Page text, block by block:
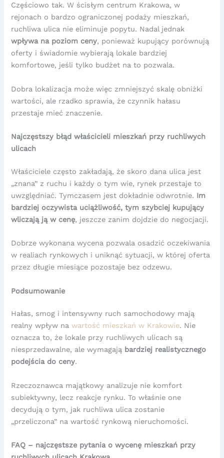
Częściowo tak. W ścisłym centrum Krakowa, w
rejonach o bardzo ograniczonej podaży mieszkań,
ruchliwa ulica nie eliminuje popytu. Nadal jednak
wpływa na poziom ceny, ponieważ kupujący porównują
oferty i świadomie wybierają lokale bardziej
komfortowe, jeśli tylko budżet na to pozwala.
Dobra lokalizacja może więc zmniejszyć skalę obniżki
wartości, ale rzadko sprawia, że czynnik hałasu
przestaje mieć znaczenie.
Najczęstszy błąd właścicieli mieszkań przy ruchliwych
ulicach
Właściciele często zakładają, że skoro dana ulica jest
„znana” z ruchu i każdy o tym wie, rynek przestaje to
uwzględniać. Tymczasem jest dokładnie odwrotnie. Im
bardziej oczywista uciążliwość, tym szybciej kupujący
wliczają ją w cenę, jeszcze zanim dojdzie do negocjacji.
Dobrze wykonana wycena pozwala osadzić oczekiwania
w realiach rynkowych i uniknąć sytuacji, w której oferta
przez długie miesiące pozostaje bez odzewu.
Podsumowanie
Hałas, smog i intensywny ruch samochodowy mają
realny wpływ nawartość mieszkań w Krakowie. Nie
oznacza to, że lokale przy ruchliwych ulicach są
niesprzedawalne, ale wymagają bardziej realistycznego
podejścia do ceny.
Rzeczoznawca majątkowy analizuje nie komfort
subiektywny, lecz reakcje rynku. To właśnie one
decydują o tym, jak ruchliwa ulica zostanie
„przeliczona” na wartość rynkową nieruchomości.
FAQ – najczęstsze pytania o wycenę mieszkań przy